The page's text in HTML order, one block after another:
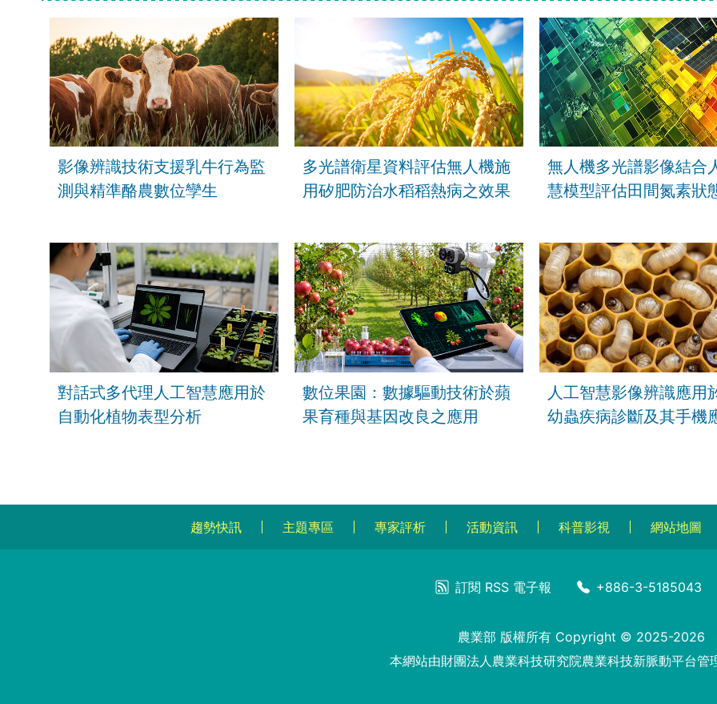
影像辨識技術支援乳牛行為監
測與精準酪農數位孿生
多光譜衛星資料評估無人機施
用矽肥防治水稻稻熱病之效果
無人機多光譜影像結合
慧模型評估田間氮素狀
對話式多代理人工智慧應用於
自動化植物表型分析
數位果園：數據驅動技術於蘋
果育種與基因改良之應用
人工智慧影像辨識應用
幼蟲疾病診斷及其手機
趨勢快訊 主題專區 專家評析 活動資訊 科普影視 網站地圖
訂閱 RSS 電子報 +886-3-5185043
農業部 版權所有 Copyright © 2025-2026
本網站由財團法人農業科技研究院農業科技新脈動平台管